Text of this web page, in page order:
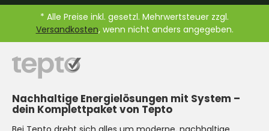
* Alle Preise inkl. gesetzl. Mehrwertsteuer zzgl.
Versandkosten, wenn nicht anders angegeben.
Nachhaltige Energielösungen mit System –
dein Komplettpaket von Tepto